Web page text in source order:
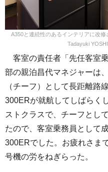
A350と連続性のあるインテリアに改
Tadayuki
客室の責任者「先任客室
部の親泊昌代マネジャーは
（チーフ）として長距離路
300ERが就航してしばらく
ストクラスで、チーフとし
たので、客室乗務員として
300ERでした。お疲れさま
号機の労をねぎらった。